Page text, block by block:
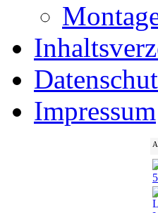
Impressum